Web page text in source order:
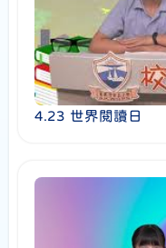
4.23 世界閱讀日